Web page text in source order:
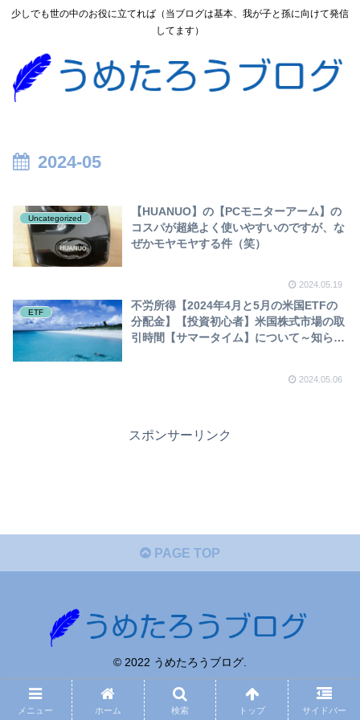
少しでも世の中のお役に立てれば（当ブログは基本、我が子と孫に向けて発信
してます）
2024-05
Uncategorized
【HUANUO】の【PCモニターアーム】の
コスパが超絶よく使いやすいのですが、な
ぜかモヤモヤする件（笑）
2024.05.19
ETF
不労所得【2024年4月と5月の米国ETFの
分配金】【投資初心者】米国株式市場の取
引時間【サマータイム】について～知らな
2024.05.06
スポンサーリンク
PAGE TOP
© 2022 うめたろうブログ.
メニュー ホーム 検索 トップ サイドバー